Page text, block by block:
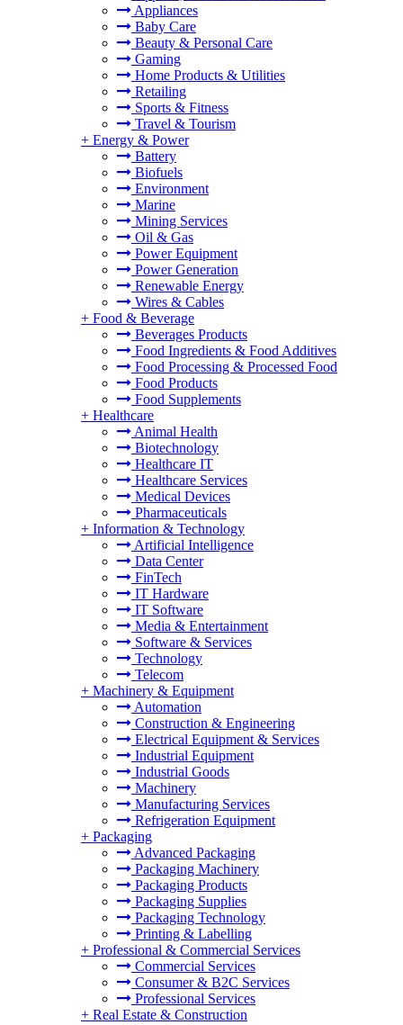
Appliances
Baby Care
Beauty & Personal Care
Gaming
Home Products & Utilities
Retailing
Sports & Fitness
Travel & Tourism
+ Energy & Power
Battery
Biofuels
Environment
Marine
Mining Services
Oil & Gas
Power Equipment
Power Generation
Renewable Energy
Wires & Cables
+ Food & Beverage
Beverages Products
Food Ingredients & Food Additives
Food Processing & Processed Food
Food Products
Food Supplements
+ Healthcare
Animal Health
Biotechnology
Healthcare IT
Healthcare Services
Medical Devices
Pharmaceuticals
+ Information & Technology
Artificial Intelligence
Data Center
FinTech
IT Hardware
IT Software
Media & Entertainment
Software & Services
Technology
Telecom
+ Machinery & Equipment
Automation
Construction & Engineering
Electrical Equipment & Services
Industrial Equipment
Industrial Goods
Machinery
Manufacturing Services
Refrigeration Equipment
+ Packaging
Advanced Packaging
Packaging Machinery
Packaging Products
Packaging Supplies
Packaging Technology
Printing & Labelling
+ Professional & Commercial Services
Commercial Services
Consumer & B2C Services
Professional Services
+ Real Estate & Construction